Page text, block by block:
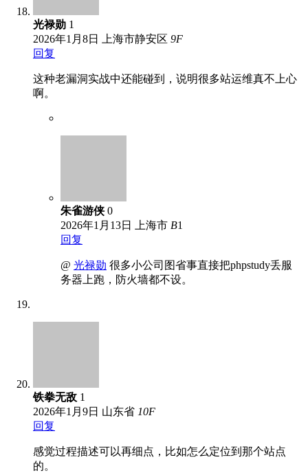
光禄勋 1
2026年1月8日
上海市静安区 9F
回复
这种老漏洞实战中还能碰到，说明很多站运维真不上心
啊。
朱雀游侠 0
2026年1月13日
上海市 B1
回复
@ 光禄勋 很多小公司图省事直接把phpstudy丢服
务器上跑，防火墙都不设。
铁拳无敌 1
2026年1月9日 山东省 10F
回复
感觉过程描述可以再细点，比如怎么定位到那个站点
的。